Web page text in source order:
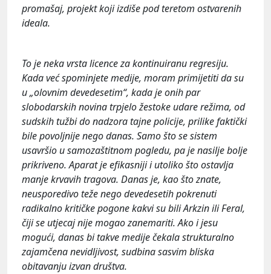
promašaj, projekt koji izdiše pod teretom ostvarenih
ideala.
To je neka vrsta licence za kontinuiranu regresiju.
Kada već spominjete medije, moram primijetiti da su
u „olovnim devedesetim“, kada je onih par
slobodarskih novina trpjelo žestoke udare režima, od
sudskih tužbi do nadzora tajne policije, prilike faktički
bile povoljnije nego danas. Samo što se sistem
usavršio u samozaštitnom pogledu, pa je nasilje bolje
prikriveno. Aparat je efikasniji i utoliko što ostavlja
manje krvavih tragova. Danas je, kao što znate,
neusporedivo teže nego devedesetih pokrenuti
radikalno kritičke pogone kakvi su bili Arkzin ili Feral,
čiji se utjecaj nije mogao zanemariti. Ako i jesu
mogući, danas bi takve medije čekala strukturalno
zajamčena nevidljivost, sudbina sasvim bliska
obitavanju izvan društva.